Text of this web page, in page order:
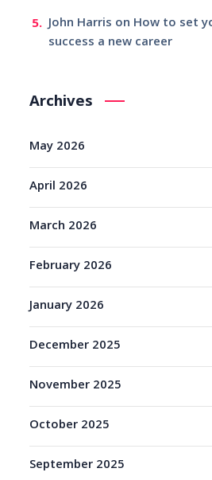
John Harris on How to set
success a new career
Archives
May 2026
April 2026
March 2026
February 2026
January 2026
December 2025
November 2025
October 2025
September 2025